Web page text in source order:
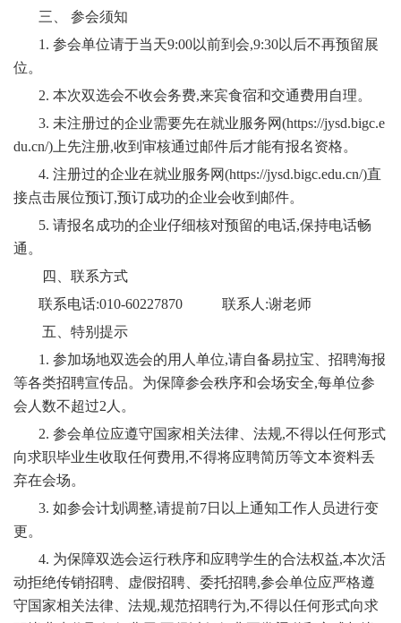
三、
参会须知
1. 参会单位请于当天9:00以前到会,9:30以后不再预留展
位。
2. 本次双选会不收会务费,来宾食宿和交通费用自理。
3. 未注册过的企业需要先在就业服务网(https://jysd.bigc.e
du.cn/)上先注册,收到审核通过邮件后才能有报名资格。
4. 注册过的企业在就业服务网(https://jysd.bigc.edu.cn/)直
接点击展位预订,预订成功的企业会收到邮件。
5. 请报名成功的企业仔细核对预留的电话,保持电话畅
通。
四、联系方式
联系电话:010-60227870 联系人:谢老师
五、特别提示
1. 参加场地双选会的用人单位,请自备易拉宝、招聘海报
等各类招聘宣传品。为保障参会秩序和会场安全,每单位参
会人数不超过2人。
2. 参会单位应遵守国家相关法律、法规,不得以任何形式
向求职毕业生收取任何费用,不得将应聘简历等文本资料丢
弃在会场。
3. 如参会计划调整,请提前7日以上通知工作人员进行变
更。
4. 为保障双选会运行秩序和应聘学生的合法权益,本次活
动拒绝传销招聘、虚假招聘、委托招聘,参会单位应严格遵
守国家相关法律、法规,规范招聘行为,不得以任何形式向求